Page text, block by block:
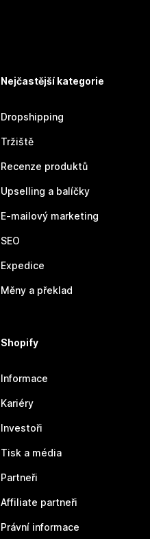
Nejčastější kategorie
Dropshipping
Tržiště
Recenze produktů
Upselling a balíčky
E-mailový marketing
SEO
Expedice
Měny a překlad
Shopify
Informace
Kariéry
Investoři
Tisk a média
Partneři
Affiliate partneři
Právní informace